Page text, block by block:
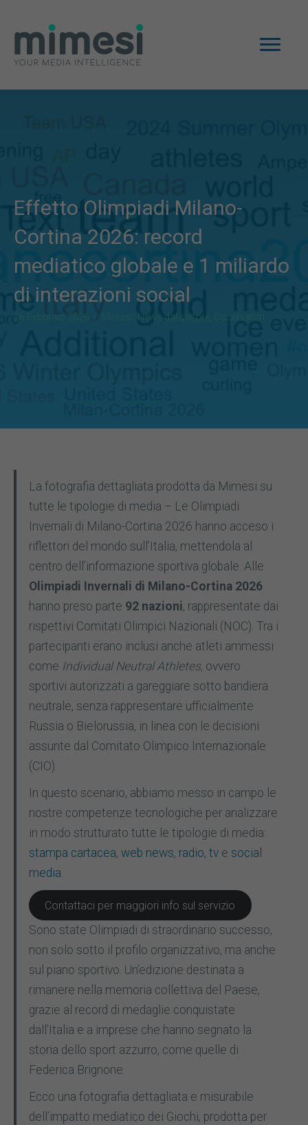
Effetto Olimpiadi Milano-
Cortina 2026: record
mediatico globale e 1 miliardo
di interazioni social
26 Febbraio 2026 / News dal settore Osservatori
La fotografia dettagliata prodotta da Mimesi su
tutte le tipologie di media – Le Olimpiadi
Invernali di Milano-Cortina 2026 hanno acceso i
riflettori del mondo sull’Italia, mettendola al
centro dell’informazione sportiva globale. Alle
Olimpiadi Invernali di Milano-Cortina 2026
hanno preso parte 92 nazioni, rappresentate dai
rispettivi Comitati Olimpici Nazionali (NOC). Tra i
partecipanti erano inclusi anche atleti ammessi
come Individual Neutral Athletes, ovvero
sportivi autorizzati a gareggiare sotto bandiera
neutrale, senza rappresentare ufficialmente
Russia o Bielorussia, in linea con le decisioni
assunte dal Comitato Olimpico Internazionale
(CIO).
In questo scenario, abbiamo messo in campo le
nostre competenze tecnologiche per analizzare
in modo strutturato tutte le tipologie di media:
stampa cartacea, web news, radio, tve social
media.
Contattaci per maggiori info sul servizio
Sono state Olimpiadi di straordinario successo,
non solo sotto il profilo organizzativo, ma anche
sul piano sportivo. Un’edizione destinata a
rimanere nella memoria collettiva del Paese,
grazie al record di medaglie conquistate
dall’Italia e a imprese che hanno segnato la
storia dello sport azzurro, come quelle di
Federica Brignone.
Ecco una fotografia dettagliata e misurabile
dell’impatto mediatico dei Giochi, prodotta per